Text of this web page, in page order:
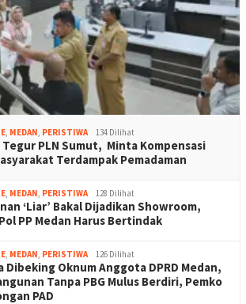
, MEDAN, PERISTIWA 134 Dilihat
Tegur PLN Sumut, Minta Kompensasi
Terdampak Pemadaman
, MEDAN, PERISTIWA 128 Dilihat
‘Liar’ Bakal Dijadikan Showroom,
PP Medan Harus Bertindak
, MEDAN, PERISTIWA 126 Dilihat
Dibeking Oknum Anggota DPRD Medan,
Tanpa PBG Mulus Berdiri, Pemko
PAD